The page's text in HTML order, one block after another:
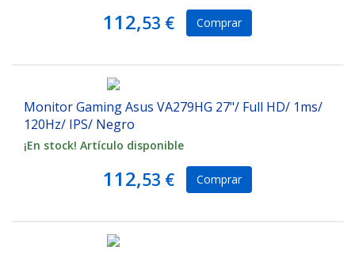
112,53 € Comprar
Monitor Gaming Asus VA279HG 27"/ Full HD/ 1ms/
120Hz/ IPS/ Negro
¡En stock! Artículo disponible
112,53 € Comprar